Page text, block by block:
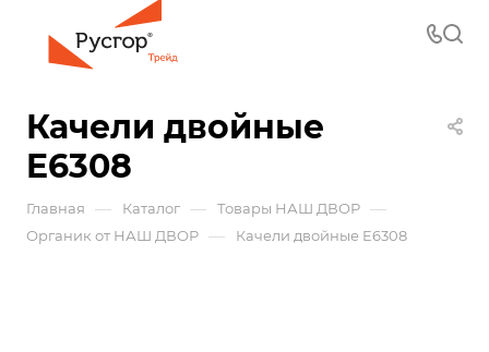
Качели двойные
E6308
Главная — Каталог — Товары НАШ ДВОР —
Органик от НАШ ДВОР — Качели двойные E6308